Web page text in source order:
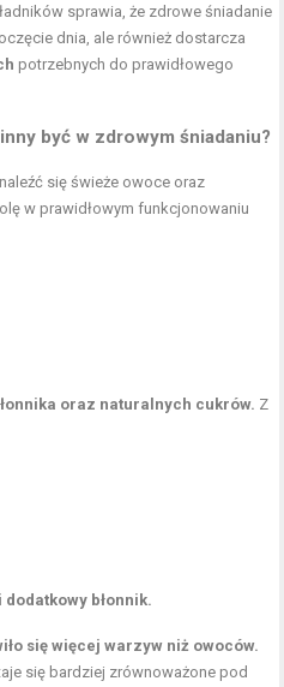
sprawia, że zdrowe śniadanie
dnia, ale również dostarcza
potrzebnych do prawidłowego
być w zdrowym śniadaniu?
się świeże owoce oraz
w prawidłowym funkcjonowaniu
oraz naturalnych cukrów. Z
błonnik.
się więcej warzyw niż owoców.
się bardziej zrównoważone pod